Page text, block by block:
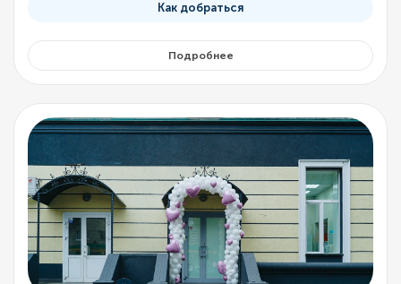
Как добраться
Подробнее